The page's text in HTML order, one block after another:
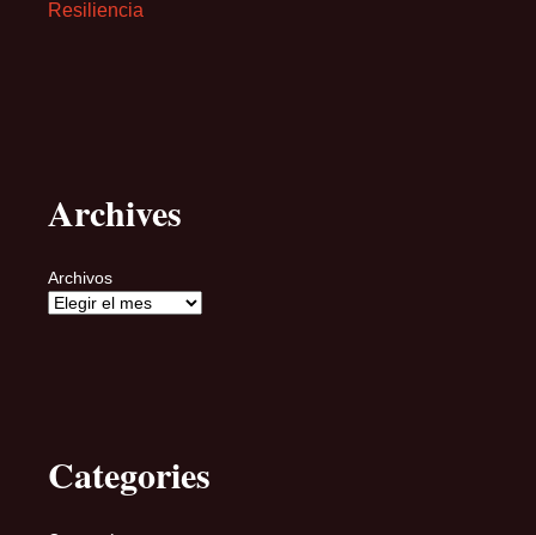
Resiliencia
Archives
Archivos
Categories